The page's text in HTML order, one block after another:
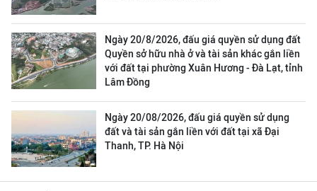
Ngày 20/8/2026, đấu giá quyền sử dụng đất
Quyền sở hữu nhà ở và tài sản khác gắn liền
với đất tại phường Xuân Hương - Đà Lạt, tỉnh
Lâm Đồng
Ngày 20/08/2026, đấu giá quyền sử dụng
đất và tài sản gắn liền với đất tại xã Đại
Thanh, TP. Hà Nội